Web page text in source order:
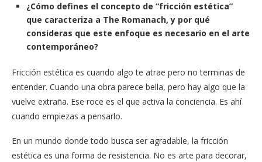
¿Cómo defines el concepto de “fricción estética”
que caracteriza a The Romanach, y por qué
consideras que este enfoque es necesario en el arte
contemporáneo?
Fricción estética es cuando algo te atrae pero no terminas de
entender. Cuando una obra parece bella, pero hay algo que la
vuelve extraña. Ese roce es el que activa la conciencia. Es ahí
cuando empiezas a pensarlo.
En un mundo donde todo busca ser agradable, la fricción
estética es una forma de resistencia. No es arte para decorar,